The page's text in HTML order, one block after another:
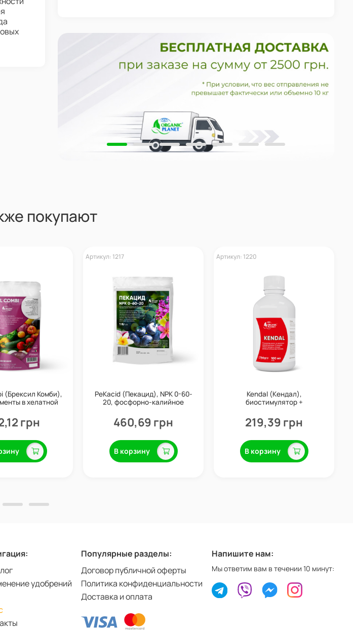
покупают
(Брексил Комби),
в хелатной
грн
Артикул: 1217
PeKacid (Пекацид), NPK 0-60-
20, фосфорно-калийное
460,69 грн
В корзину
Артикул: 1220
Kendal (Кендал),
биостимулятор +
мл, Valagro
219,39 грн
В корзину
удобрений
Популярные разделы:
Договор публичной оферты
Политика конфиденциальности
Доставка и оплата
Напишите нам:
Мы ответим вам в течении 10 минут: